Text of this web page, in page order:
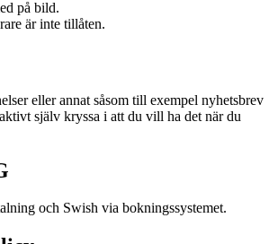
på bild.
är inte tillåten.
eller annat såsom till exempel nyhetsbrev
själv kryssa i att du vill ha det när du
och Swish via bokningssystemet.